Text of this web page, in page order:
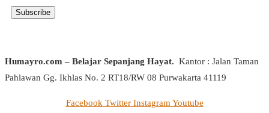
Humayro.com – Belajar Sepanjang Hayat. Kantor : Jalan Taman
Pahlawan Gg. Ikhlas No. 2 RT18/RW 08 Purwakarta 41119
Facebook Twitter Instagram Youtube